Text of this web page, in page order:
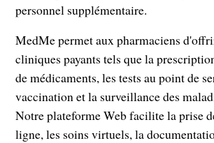
personnel supplémentaire.
MedMe permet aux pharmaciens
cliniques payants tels que la
de médicaments, les tests au point de
vaccination et la surveillance des
Notre plateforme Web facilite la prise
ligne, les soins virtuels, la